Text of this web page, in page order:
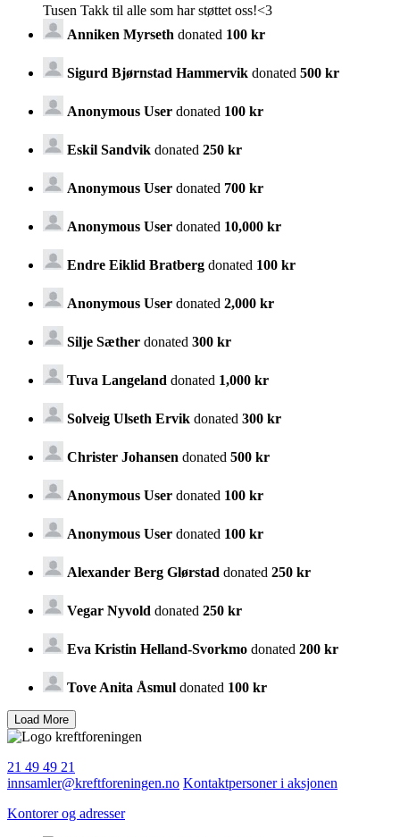
Tusen Takk til alle som har støttet oss!<3
Anniken Myrseth donated 100 kr
Sigurd Bjørnstad Hammervik donated 500 kr
Anonymous User donated 100 kr
Eskil Sandvik donated 250 kr
Anonymous User donated 700 kr
Anonymous User donated 10,000 kr
Endre Eiklid Bratberg donated 100 kr
Anonymous User donated 2,000 kr
Silje Sæther donated 300 kr
Tuva Langeland donated 1,000 kr
Solveig Ulseth Ervik donated 300 kr
Christer Johansen donated 500 kr
Anonymous User donated 100 kr
Anonymous User donated 100 kr
Alexander Berg Glørstad donated 250 kr
Vegar Nyvold donated 250 kr
Eva Kristin Helland-Svorkmo donated 200 kr
Tove Anita Åsmul donated 100 kr
21 49 49 21
innsamler@kreftforeningen.no Kontaktpersoner i aksjonen
Kontorer og adresser